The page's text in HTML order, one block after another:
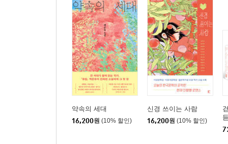
약속의 세대
16,200원 (10% 할인)
신경 쓰이는 사람
16,200원 (10% 할인)